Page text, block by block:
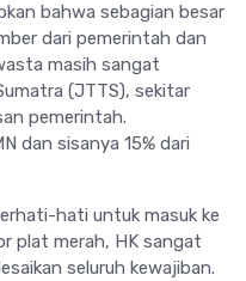
bahwa sebagian besar
dari pemerintah dan
masih sangat
(JTTS), sekitar
pemerintah.
dan sisanya 15% dari
hati untuk masuk ke
plat merah, HK sangat
seluruh kewajiban.